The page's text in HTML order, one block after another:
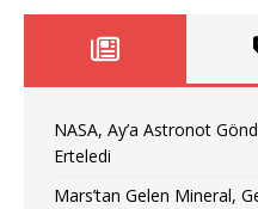
NASA, Ay’a Astronot
Erteledi
Mars’tan Gelen Mineral,